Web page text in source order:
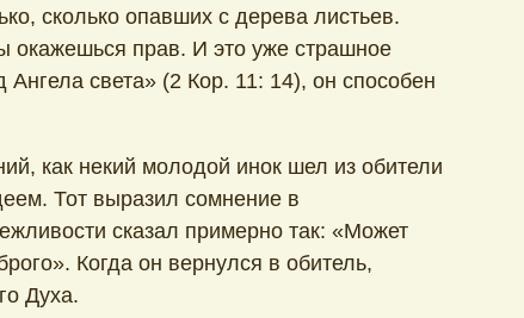
сколько опавших с дерева листьев.
окажешься прав. И это уже страшное
света» (2 Кор. 11: 14), он способен
как некий молодой инок шел из обители
Тот выразил сомнение в
сказал примерно так: «Может
Когда он вернулся в обитель,
Духа.